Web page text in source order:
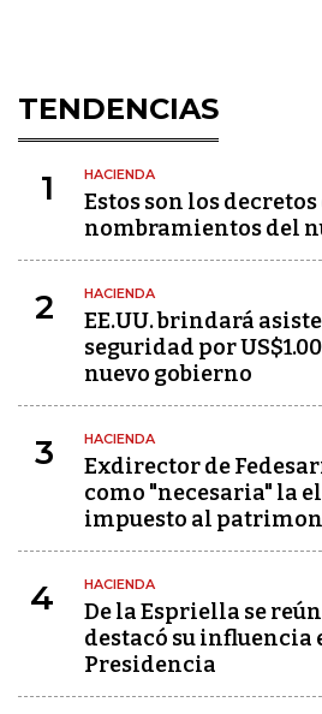
TENDENCIAS
1 HACIENDA
Estos son los
nombramientos del
2 HACIENDA
EE.UU. brindará
seguridad por
nuevo gobierno
3 HACIENDA
Exdirector de
como "necesaria" la
impuesto al
4 HACIENDA
De la Espriella se
destacó su influencia
Presidencia